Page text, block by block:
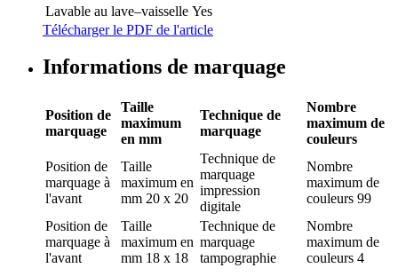
Lavable au lave–vaisselle Yes
Télécharger le PDF de l'article
Informations de marquage
Position de
marquage
Taille
maximum
en mm
Technique de
marquage
Nombre
maximum de
couleurs
Position de
marquage à
l'avant
Taille
maximum en
mm 20 x 20
Technique de
marquage
impression
digitale
Nombre
maximum de
couleurs 99
Position de
marquage à
l'avant
Taille
maximum en
mm 18 x 18
Technique de
marquage
tampographie
Nombre
maximum de
couleurs 4